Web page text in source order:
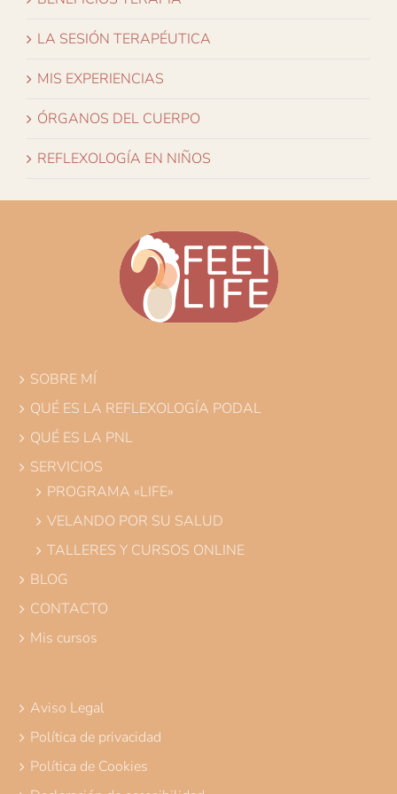
LA SESIÓN TERAPÉUTICA
MIS EXPERIENCIAS
ÓRGANOS DEL CUERPO
REFLEXOLOGÍA EN NIÑOS
SOBRE MÍ
QUÉ ES LA REFLEXOLOGÍA PODAL
QUÉ ES LA PNL
SERVICIOS
PROGRAMA «LIFE»
VELANDO POR SU SALUD
TALLERES Y CURSOS ONLINE
BLOG
CONTACTO
Mis cursos
Aviso Legal
Política de privacidad
Política de Cookies